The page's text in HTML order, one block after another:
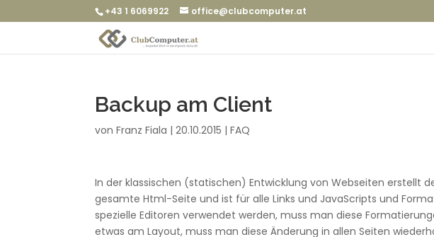
+43 1 6069922 office@clubcomputer.at
Backup am Client
vonFranz Fiala |20.10.2015 |FAQ
In der klassischen (statischen) Entwicklung von Webseiten erstellt
gesamte Html-Seite und ist für alle Links und JavaScripts und
spezielle Editoren verwendet werden, muss man diese
etwas am Layout, muss man diese Änderung in allen Seiten